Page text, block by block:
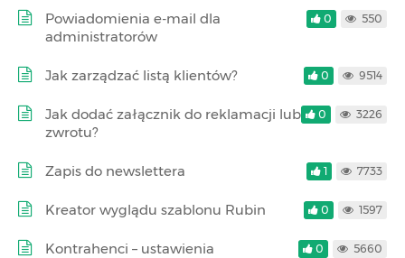
Powiadomienia e-mail dla
administratorów
0 550
Jak zarządzać listą klientów? 0 9514
Jak dodać załącznik do reklamacji lub
zwrotu?
0 3226
Zapis do newslettera 1 7733
Kreator wyglądu szablonu Rubin 0 1597
Kontrahenci – ustawienia 0 5660